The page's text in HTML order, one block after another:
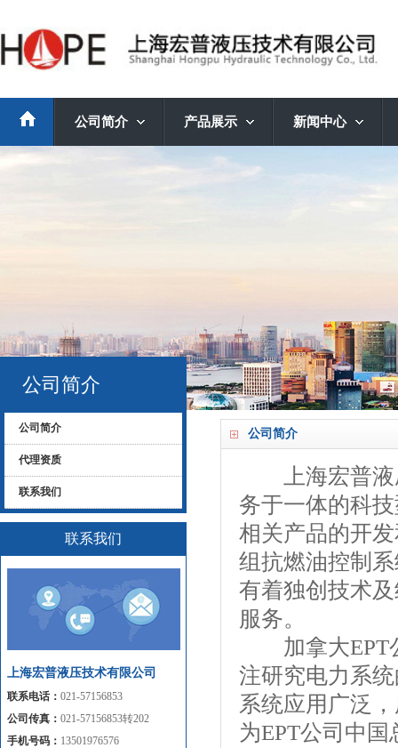
公司简介 产品展示 新闻中心
公司简介
上海宏普液
务于一体的科
相关产品的开
组抗燃油控制
有着独创技术
服务。
加拿大EPT公
注研究电力系
系统应用广泛
为EPT公司中
公司简介
公司简介
代理资质
联系我们
联系我们
上海宏普液压技术有限公司
联系电话： 021-57156853
公司传真： 021-57156853转202
手机号码： 13501976576